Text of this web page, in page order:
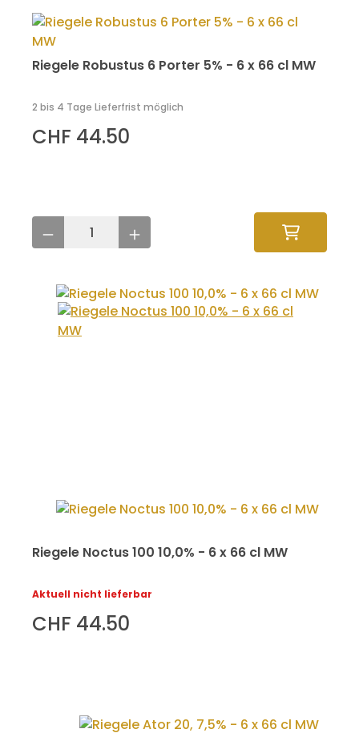
Riegele Robustus 6 Porter 5% - 6 x 66 cl MW
2 bis 4 Tage Lieferfrist möglich
CHF 44.50
Riegele Noctus 100 10,0% - 6 x 66 cl MW
Aktuell nicht lieferbar
CHF 44.50